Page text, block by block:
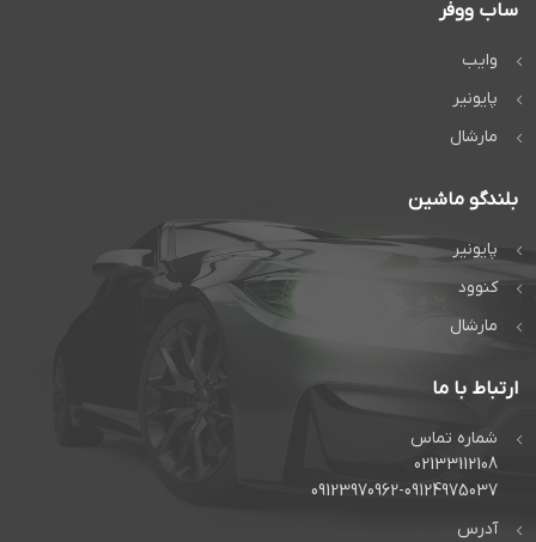
ساب ووفر
وایب
پایونیر
مارشال
بلندگو ماشین
پایونیر
کنوود
مارشال
ارتباط با ما
شماره تماس
02133112108
09123970962-09124975037
آدرس